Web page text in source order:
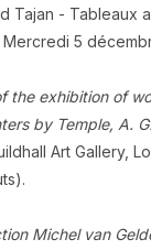
Tajan - Tableaux
5
the exhibition of
by Temple, A. G.
Art Gallery,
Michel van